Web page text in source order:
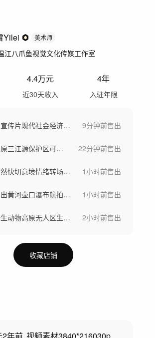
Yilei 美术师
江八爪鱼视觉文化传媒工作室
4.4万元
近30天收入
4年
入驻年限
新时代中国宣传片现代社会经济发展祖国风光 9分钟前售出
航拍青藏高原三江源保护区可可西里野生动物 22分钟前售出
风景风光自然快切意境情绪转场空镜头快节奏 1小时前售出
黄河长江日出黄河壶口瀑布航拍河水汹涌奔涌 1小时前售出
青藏高原野生动物高原无人区生态自然保护区 2小时前售出
收藏店铺
2年前 视频素材3840*216030p